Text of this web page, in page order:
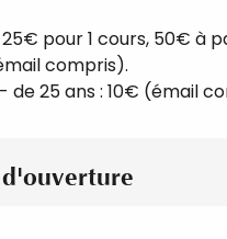
pour 1 cours, 50€ à
compris).
de 25 ans : 10€ (émail
d'ouverture